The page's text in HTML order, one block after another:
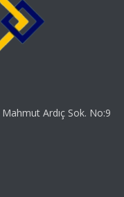
Ardıç Sok. No:9